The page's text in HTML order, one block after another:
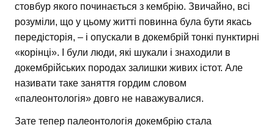
стовбур якого починається з кембрію. Звичайно, всі
розуміли, що у цьому житті повинна була бути якась
передісторія, – і опускали в докембрій тонкі пунктирні
«корінці». І були люди, які шукали і знаходили в
докембрійських породах залишки живих істот. Але
називати таке заняття гордим словом
«палеонтологія» довго не наважувалися.
Зате тепер палеонтологія докембрію стала